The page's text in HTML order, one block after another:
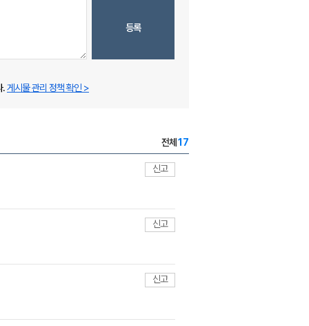
등록
.게시물 관리 정책 확인 >
전체 17
신고
신고
신고